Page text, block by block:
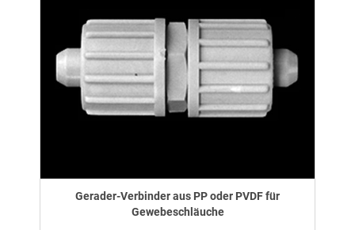
Gerader-Verbinder aus PP oder PVDF für
Gewebeschläuche